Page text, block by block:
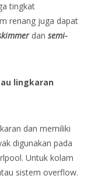
tingkat
renang juga dapat
dan semi-
lingkaran
dan memiliki
digunakan pada
Untuk kolam
sistem overflow.